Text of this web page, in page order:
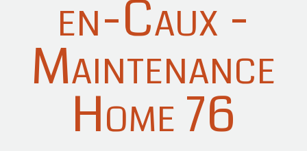
en-Caux -
Maintenance
Home 76